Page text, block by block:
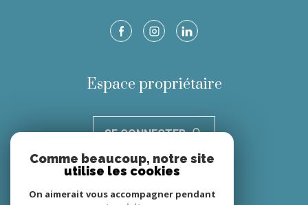
Espace propriétaire
SE CONNECTER
Nous adhérons
Comme beaucoup, notre site
utilise les cookies
On aimerait vous accompagner pendant